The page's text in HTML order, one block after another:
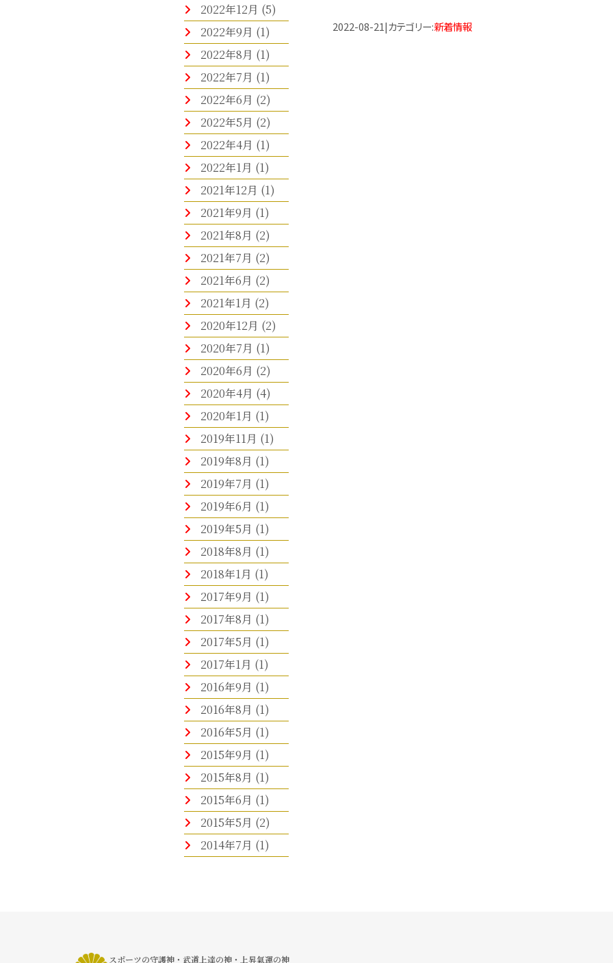
2022年12月 (5)
2022年9月 (1)
2022年8月 (1)
2022年7月 (1)
2022年6月 (2)
2022年5月 (2)
2022年4月 (1)
2022年1月 (1)
2021年12月 (1)
2021年9月 (1)
2021年8月 (2)
2021年7月 (2)
2021年6月 (2)
2021年1月 (2)
2020年12月 (2)
2020年7月 (1)
2020年6月 (2)
2020年4月 (4)
2020年1月 (1)
2019年11月 (1)
2019年8月 (1)
2019年7月 (1)
2019年6月 (1)
2019年5月 (1)
2018年8月 (1)
2018年1月 (1)
2017年9月 (1)
2017年8月 (1)
2017年5月 (1)
2017年1月 (1)
2016年9月 (1)
2016年8月 (1)
2016年5月 (1)
2015年9月 (1)
2015年8月 (1)
2015年6月 (1)
2015年5月 (2)
2014年7月 (1)
2022-08-21|カテゴリー:新着情報
スポーツの守護神・武道上達の神・上昇氣運の神